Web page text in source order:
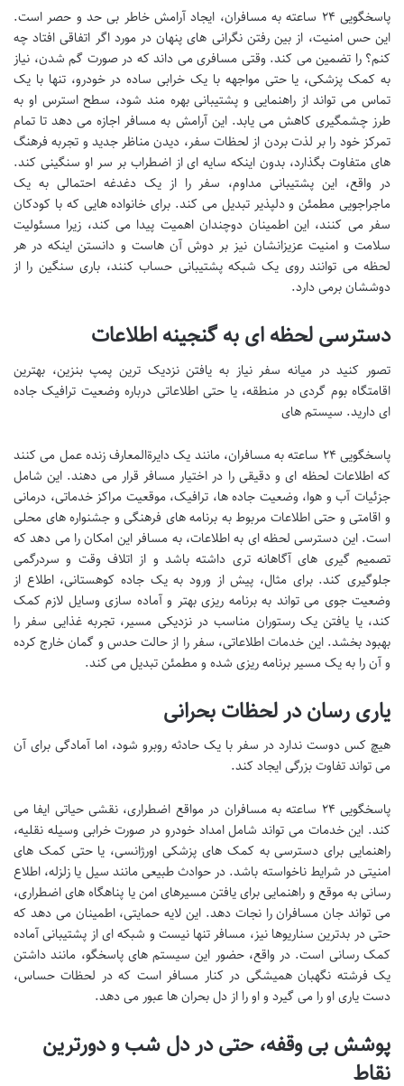
پاسخگویی ۲۴ ساعته به مسافران، ایجاد آرامش خاطر بی حد و حصر است.
این حس امنیت، از بین رفتن نگرانی های پنهان در مورد اگر اتفاقی افتاد چه
کنم؟ را تضمین می کند. وقتی مسافری می داند که در صورت گم شدن، نیاز
به کمک پزشکی، یا حتی مواجهه با یک خرابی ساده در خودرو، تنها با یک
تماس می تواند از راهنمایی و پشتیبانی بهره مند شود، سطح استرس او به
طرز چشمگیری کاهش می یابد. این آرامش به مسافر اجازه می دهد تا تمام
تمرکز خود را بر لذت بردن از لحظات سفر، دیدن مناظر جدید و تجربه فرهنگ
های متفاوت بگذارد، بدون اینکه سایه ای از اضطراب بر سر او سنگینی کند.
در واقع، این پشتیبانی مداوم، سفر را از یک دغدغه احتمالی به یک
ماجراجویی مطمئن و دلپذیر تبدیل می کند. برای خانواده هایی که با کودکان
سفر می کنند، این اطمینان دوچندان اهمیت پیدا می کند، زیرا مسئولیت
سلامت و امنیت عزیزانشان نیز بر دوش آن هاست و دانستن اینکه در هر
لحظه می توانند روی یک شبکه پشتیبانی حساب کنند، باری سنگین را از
دوششان برمی دارد.
دسترسی لحظه ای به گنجینه اطلاعات
تصور کنید در میانه سفر نیاز به یافتن نزدیک ترین پمپ بنزین، بهترین
اقامتگاه بوم گردی در منطقه، یا حتی اطلاعاتی درباره وضعیت ترافیک جاده
ای دارید. سیستم های
پاسخگویی ۲۴ ساعته به مسافران، مانند یک دایرةالمعارف زنده عمل می کنند
که اطلاعات لحظه ای و دقیقی را در اختیار مسافر قرار می دهند. این شامل
جزئیات آب و هوا، وضعیت جاده ها، ترافیک، موقعیت مراکز خدماتی، درمانی
و اقامتی و حتی اطلاعات مربوط به برنامه های فرهنگی و جشنواره های محلی
است. این دسترسی لحظه ای به اطلاعات، به مسافر این امکان را می دهد که
تصمیم گیری های آگاهانه تری داشته باشد و از اتلاف وقت و سردرگمی
جلوگیری کند. برای مثال، پیش از ورود به یک جاده کوهستانی، اطلاع از
وضعیت جوی می تواند به برنامه ریزی بهتر و آماده سازی وسایل لازم کمک
کند، یا یافتن یک رستوران مناسب در نزدیکی مسیر، تجربه غذایی سفر را
بهبود بخشد. این خدمات اطلاعاتی، سفر را از حالت حدس و گمان خارج کرده
و آن را به یک مسیر برنامه ریزی شده و مطمئن تبدیل می کند.
یاری رسان در لحظات بحرانی
هیچ کس دوست ندارد در سفر با یک حادثه روبرو شود، اما آمادگی برای آن
می تواند تفاوت بزرگی ایجاد کند.
پاسخگویی ۲۴ ساعته به مسافران در مواقع اضطراری، نقشی حیاتی ایفا می
کند. این خدمات می تواند شامل امداد خودرو در صورت خرابی وسیله نقلیه،
راهنمایی برای دسترسی به کمک های پزشکی اورژانسی، یا حتی کمک های
امنیتی در شرایط ناخواسته باشد. در حوادث طبیعی مانند سیل یا زلزله، اطلاع
رسانی به موقع و راهنمایی برای یافتن مسیرهای امن یا پناهگاه های اضطراری،
می تواند جان مسافران را نجات دهد. این لایه حمایتی، اطمینان می دهد که
حتی در بدترین سناریوها نیز، مسافر تنها نیست و شبکه ای از پشتیبانی آماده
کمک رسانی است. در واقع، حضور این سیستم های پاسخگو، مانند داشتن
یک فرشته نگهبان همیشگی در کنار مسافر است که در لحظات حساس،
دست یاری او را می گیرد و او را از دل بحران ها عبور می دهد.
پوشش بی وقفه، حتی در دل شب و دورترین
نقاط